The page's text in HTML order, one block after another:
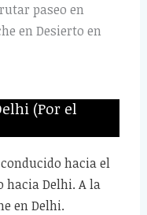
paseo en
en Desierto en
(Por el
hacia el
hacia Delhi. A la
en Delhi.